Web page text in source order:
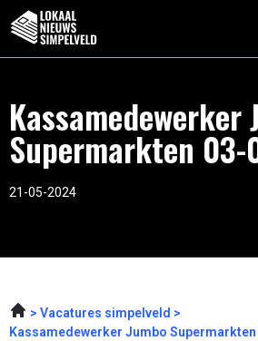
Kassamedewerker
Supermarkten 03-
21-05-2024
Vacatures simpelveld
Kassamedewerker Jumbo